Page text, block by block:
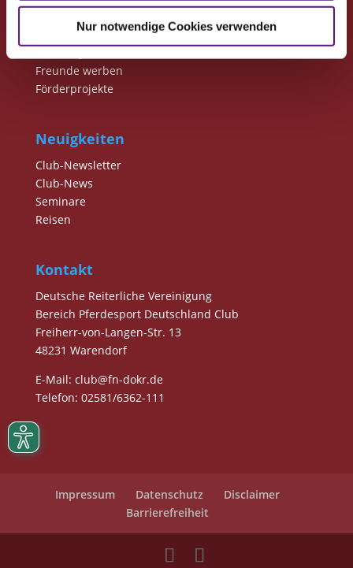
Nur notwendige Cookies verwenden
Freunde werben
Förderprojekte
Neuigkeiten
Club-Newsletter
Club-News
Seminare
Reisen
Kontakt
Deutsche Reiterliche Vereinigung
Bereich Pferdesport Deutschland Club
Freiherr-von-Langen-Str. 13
48231 Warendorf
E-Mail: club@fn-dokr.de
Telefon: 02581/6362-111
Impressum Datenschutz
Disclaimer
Barrierefreiheit